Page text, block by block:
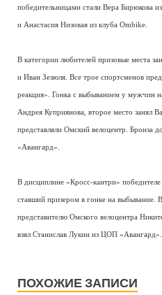
победительницами стали Вера Бирюкова
и Анастасия Низовая из клуба Ombike.
В категории любителей призовые места
и Иван Зезюля. Все трое спортсменов
реакция». Гонка с выбыванием у мужчин
Андрея Куприянова, второе место занял
представляли Омский велоцентр. Бронза
«Авангард».
В дисциплине «Кросс-кантри»
ставший призером в гонке на выбывание.
представителю Омского велоцентра
взял Станислав Лукин из ЦОП «Авангард».
ПОХОЖИЕ ЗАПИСИ